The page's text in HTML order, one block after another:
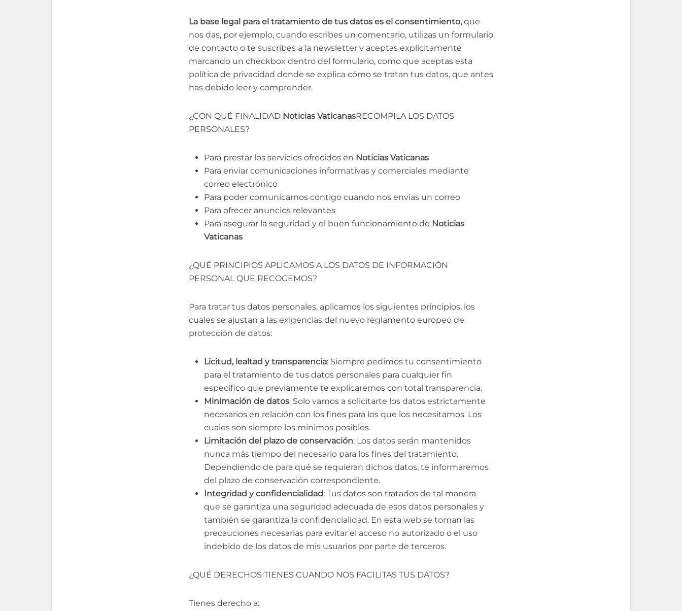
La base legal para el tratamiento de tus datos es el consentimiento, que
nos das, por ejemplo, cuando escribes un comentario, utilizas un formulario
de contacto o te suscribes a la newsletter y aceptas explícitamente
marcando un checkbox dentro del formulario, como que aceptas esta
política de privacidad donde se explica cómo se tratan tus datos, que antes
has debido leer y comprender.
¿CON QUÉ FINALIDAD Noticias VaticanasRECOMPILA LOS DATOS
PERSONALES?
Para prestar los servicios ofrecidos en Noticias Vaticanas
Para enviar comunicaciones informativas y comerciales mediante
correo electrónico
Para poder comunicarnos contigo cuando nos envías un correo
Para ofrecer anuncios relevantes
Para asegurar la seguridad y el buen funcionamiento de Noticias
Vaticanas
¿QUÉ PRINCIPIOS APLICAMOS A LOS DATOS DE INFORMACIÓN
PERSONAL QUE RECOGEMOS?
Para tratar tus datos personales, aplicamos los siguientes principios, los
cuales se ajustan a las exigencias del nuevo reglamento europeo de
protección de datos:
Licitud, lealtad y transparencia: Siempre pedimos tu consentimiento
para el tratamiento de tus datos personales para cualquier fin
específico que previamente te explicaremos con total transparencia.
Minimación de datos: Solo vamos a solicitarte los datos estrictamente
necesarios en relación con los fines para los que los necesitamos. Los
cuales son siempre los mínimos posibles.
Limitación del plazo de conservación: Los datos serán mantenidos
nunca más tiempo del necesario para los fines del tratamiento.
Dependiendo de para qué se requieran dichos datos, te informaremos
del plazo de conservación correspondiente.
Integridad y confidencialidad: Tus datos son tratados de tal manera
que se garantiza una seguridad adecuada de esos datos personales y
también se garantiza la confidencialidad. En esta web se toman las
precauciones necesarias para evitar el acceso no autorizado o el uso
indebido de los datos de mis usuarios por parte de terceros.
¿QUÉ DERECHOS TIENES CUANDO NOS FACILITAS TUS DATOS?
Tienes derecho a: